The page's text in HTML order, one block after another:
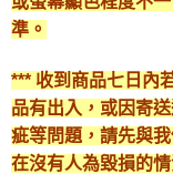
準。
*** 收到商品七日內
品有出入，或因寄
疵等問題，請先與
在沒有人為毀損的